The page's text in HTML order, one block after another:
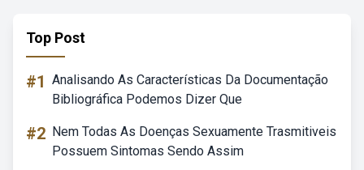
Top Post
#1 Analisando As Características Da Documentação
Bibliográfica Podemos Dizer Que
#2 Nem Todas As Doenças Sexuamente Trasmitiveis
Possuem Sintomas Sendo Assim